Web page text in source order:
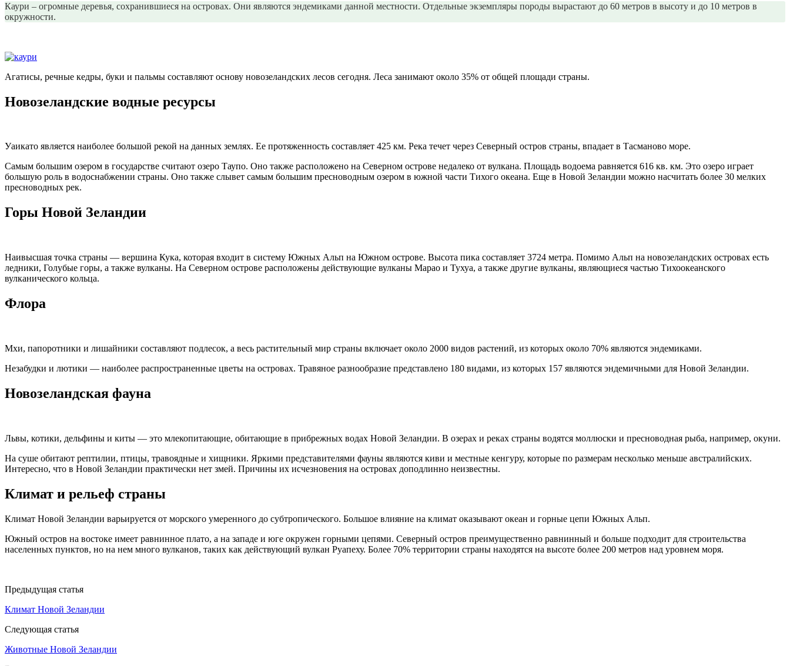
Каури – огромные деревья, сохранившиеся на островах. Они являются эндемиками данной местности. Отдельные экземпляры породы вырастают до 60 метров в высоту и до 10 метров в
окружности.
Агатисы, речные кедры, буки и пальмы составляют основу новозеландских лесов сегодня. Леса занимают около 35% от общей площади страны.
Новозеландские водные ресурсы
Уаикато является наиболее большой рекой на данных землях. Ее протяженность составляет 425 км. Река течет через Северный остров страны, впадает в Тасманово море.
Самым большим озером в государстве считают озеро Таупо. Оно также расположено на Северном острове недалеко от вулкана. Площадь водоема равняется 616 кв. км. Это озеро играет
большую роль в водоснабжении страны. Оно также слывет самым большим пресноводным озером в южной части Тихого океана. Еще в Новой Зеландии можно насчитать более 30 мелких
пресноводных рек.
Горы Новой Зеландии
Наивысшая точка страны — вершина Кука, которая входит в систему Южных Альп на Южном острове. Высота пика составляет 3724 метра. Помимо Альп на новозеландских островах есть
ледники, Голубые горы, а также вулканы. На Северном острове расположены действующие вулканы Марао и Тухуа, а также другие вулканы, являющиеся частью Тихоокеанского
вулканического кольца.
Флора
Мхи, папоротники и лишайники составляют подлесок, а весь растительный мир страны включает около 2000 видов растений, из которых около 70% являются эндемиками.
Незабудки и лютики — наиболее распространенные цветы на островах. Травяное разнообразие представлено 180 видами, из которых 157 являются эндемичными для Новой Зеландии.
Новозеландская фауна
Львы, котики, дельфины и киты — это млекопитающие, обитающие в прибрежных водах Новой Зеландии. В озерах и реках страны водятся моллюски и пресноводная рыба, например, окуни.
На суше обитают рептилии, птицы, травоядные и хищники. Яркими представителями фауны являются киви и местные кенгуру, которые по размерам несколько меньше австралийских.
Интересно, что в Новой Зеландии практически нет змей. Причины их исчезновения на островах доподлинно неизвестны.
Климат и рельеф страны
Климат Новой Зеландии варьируется от морского умеренного до субтропического. Большое влияние на климат оказывают океан и горные цепи Южных Альп.
Южный остров на востоке имеет равнинное плато, а на западе и юге окружен горными цепями. Северный остров преимущественно равнинный и больше подходит для строительства
населенных пунктов, но на нем много вулканов, таких как действующий вулкан Руапеху. Более 70% территории страны находятся на высоте более 200 метров над уровнем моря.
Предыдущая статья
Климат Новой Зеландии
Следующая статья
Животные Новой Зеландии